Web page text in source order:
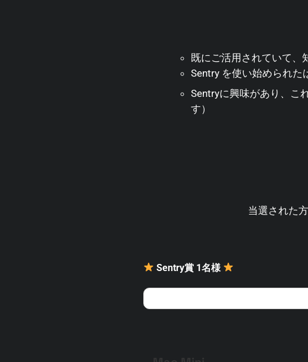
既にご活用されていて、
Sentry を使い始められた
Sentryに興味があり、こ
す）
当選された
Sentry賞 1名様